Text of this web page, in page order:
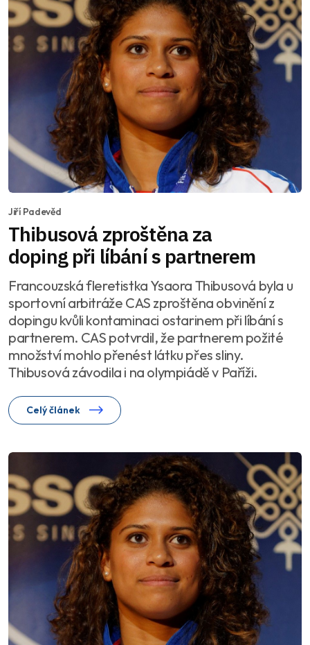
Jiří Padevěd
Thibusová zproštěna za
doping při líbání s partnerem
Francouzská fleretistka Ysaora Thibusová byla u
sportovní arbitráže CAS zproštěna obvinění z
dopingu kvůli kontaminaci ostarinem při líbání s
partnerem. CAS potvrdil, že partnerem požité
množství mohlo přenést látku přes sliny.
Thibusová závodila i na olympiádě v Paříži.
Celý článek